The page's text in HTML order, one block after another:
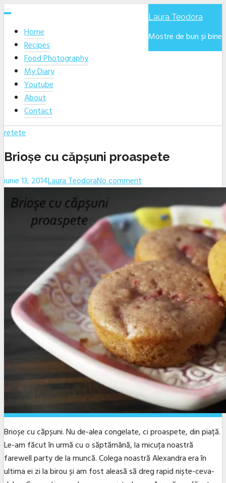
Skip
content
Laura Teodora
Mostre de bun și bine
Home
Recipes
Food Photography
My Diary
Youtube
About
Contact
retete
Brioșe cu căpșuni proaspete
iunie 13, 2014Laura TeodoraNo comment
Brioșe cu căpșuni. Nu de-alea congelate, ci proaspete, din piață.
Le-am făcut în urmă cu o săptămână, la micuța noastră
farewell party de la muncă. Colega noastră Alexandra era în
ultima ei zi la birou și am fost aleasă să dreg rapid niște-ceva-